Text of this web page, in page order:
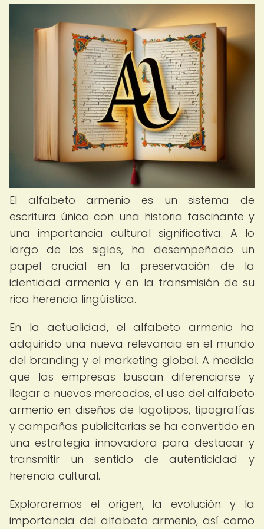
El alfabeto armenio es un sistema de
escritura único con una historia fascinante y
una importancia cultural significativa. A lo
largo de los siglos, ha desempeñado un
papel crucial en la preservación de la
identidad armenia y en la transmisión de su
rica herencia lingüística.
En la actualidad, el alfabeto armenio ha
adquirido una nueva relevancia en el mundo
del branding y el marketing global. A medida
que las empresas buscan diferenciarse y
llegar a nuevos mercados, el uso del alfabeto
armenio en diseños de logotipos, tipografías
y campañas publicitarias se ha convertido en
una estrategia innovadora para destacar y
transmitir un sentido de autenticidad y
herencia cultural.
Exploraremos el origen, la evolución y la
importancia del alfabeto armenio, así como